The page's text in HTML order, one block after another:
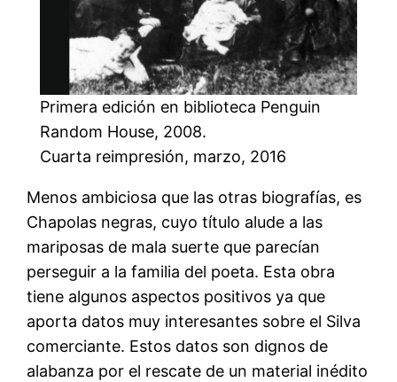
Primera edición en biblioteca Penguin
Random House, 2008.
Cuarta reimpresión, marzo, 2016
Menos ambiciosa que las otras biografías, es
Chapolas negras, cuyo título alude a las
mariposas de mala suerte que parecían
perseguir a la familia del poeta. Esta obra
tiene algunos aspectos positivos ya que
aporta datos muy interesantes sobre el Silva
comerciante. Estos datos son dignos de
alabanza por el rescate de un material inédito